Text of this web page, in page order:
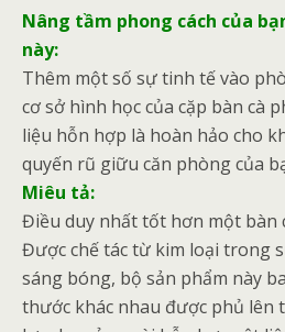
Nâng tầm phong cách của
này:
Thêm một số sự tinh tế vào
cơ sở hình học của cặp bàn cà
liệu hỗn hợp là hoàn hảo cho
quyến rũ giữu căn phòng của
Miêu tả:
Điều duy nhất tốt hơn một bàn
Được chế tác từ kim loại trong
sáng bóng, bộ sản phẩm này
thước khác nhau được phủ lên